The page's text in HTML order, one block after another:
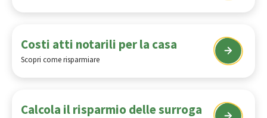
Costi atti notarili per la casa
Scopri come risparmiare
Calcola il risparmio delle surroga